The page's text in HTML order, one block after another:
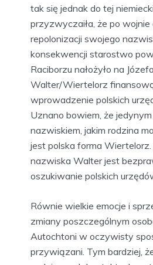
tak się jednak do tej
przyzwyczaiła, że po wojnie
repolonizacji swojego
konsekwencji starostwo
Raciborzu nałożyło na Józefa
Walter/Wiertelorz
wprowadzenie polskich
Uznano bowiem, że
nazwiskiem, jakim rodzina
jest polska forma
nazwiska Walter jest
oszukiwanie polskich
Równie wielkie emocje i
zmiany poszczególnym
Autochtoni w oczywisty
przywiązani. Tym bardziej,